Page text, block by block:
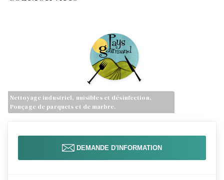
Nettoyage industriel, nuisibles et désinfection.
Ponçage de parquets et de marbre.
DEMANDE D'INFORMATION